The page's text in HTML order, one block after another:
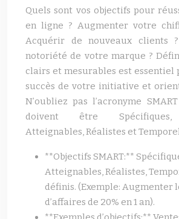
Quels sont vos objectifs pour
en ligne ? Augmenter votre
Acquérir de nouveaux clients
notoriété de votre marque ?
clairs et mesurables est essentiel
succès de votre initiative et
N’oubliez pas l’acronyme
doivent être Spécifiques,
Atteignables, Réalistes et
**Objectifs SMART:**
Atteignables, Réalistes,
définis. (Exemple: Augmenter
d’affaires de 20% en 1 an).